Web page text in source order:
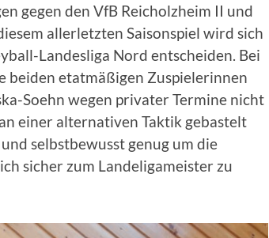
gegen den VfB Reicholzheim II und
allerletzten Saisonspiel wird sich
Landesliga Nord entscheiden. Bei
beiden etatmäßigen Zuspielerinnen
Soehn wegen privater Termine nicht
einer alternativen Taktik gebastelt
selbstbewusst genug um die
sicher zum Landeligameister zu